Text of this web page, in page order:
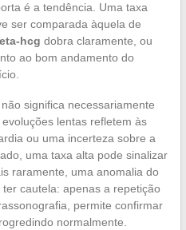
é a tendência. Uma taxa
ser comparada àquela de
hcg dobra claramente, ou
ao bom andamento do
significa necessariamente
lentas refletem às
ou uma incerteza sobre a
uma taxa alta pode sinalizar
raramente, uma anomalia do
cautela: apenas a repetição
permite confirmar
normalmente.